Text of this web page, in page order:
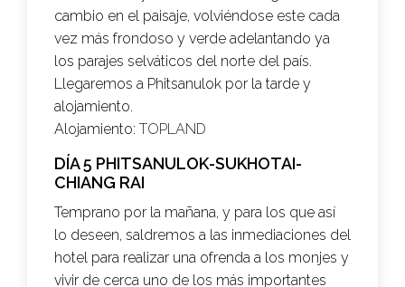
cambio en el paisaje, volviéndose este cada
vez más frondoso y verde adelantando ya
los parajes selváticos del norte del país.
Llegaremos a Phitsanulok por la tarde y
alojamiento.
Alojamiento: TOPLAND
DÍA 5 PHITSANULOK-SUKHOTAI-
CHIANG RAI
Temprano por la mañana, y para los que así
lo deseen, saldremos a las inmediaciones del
hotel para realizar una ofrenda a los monjes y
vivir de cerca uno de los más importantes